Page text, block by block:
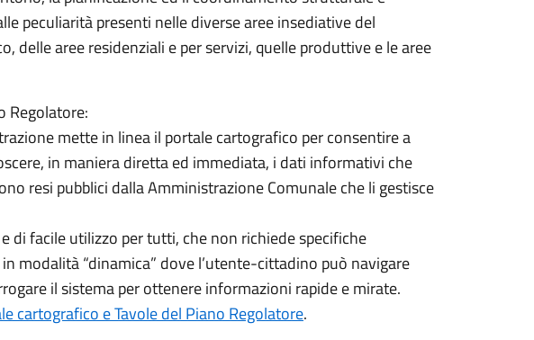
peculiarità presenti nelle diverse aree insediative del
delle aree residenziali e per servizi, quelle produttive e le aree
Regolatore:
mette in linea il portale cartografico per consentire a
in maniera diretta ed immediata, i dati informativi che
resi pubblici dalla Amministrazione Comunale che li gestisce
di facile utilizzo per tutti, che non richiede specifiche
modalità “dinamica” dove l’utente-cittadino può navigare
il sistema per ottenere informazioni rapide e mirate.
cartografico e Tavole del Piano Regolatore.